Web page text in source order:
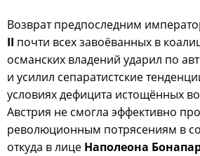
Возврат предпоследним
II почти всех завоёванных в
османских владений ударил по
и усилил сепаратистские
условиях дефицита истощённых
Австрия не смогла эффективно
революционным потрясениям в
откуда в лице Наполеона